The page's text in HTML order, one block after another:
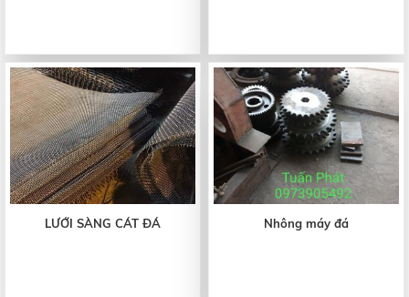
LƯỚI SÀNG CÁT ĐÁ Nhông máy đá